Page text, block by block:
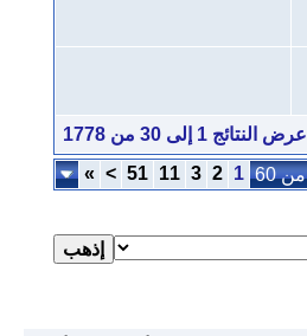
عرض النتائج 1 إلى 30 من 1778
1
2
3
11
51
>
»